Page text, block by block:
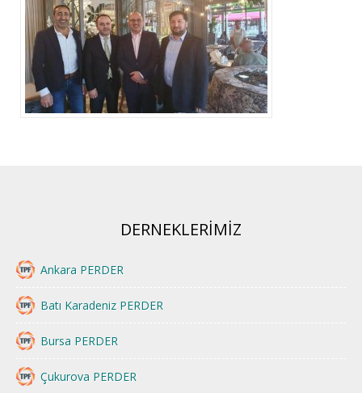
DERNEKLERİMİZ
Ankara PERDER
Batı Karadeniz PERDER
Bursa PERDER
Çukurova PERDER